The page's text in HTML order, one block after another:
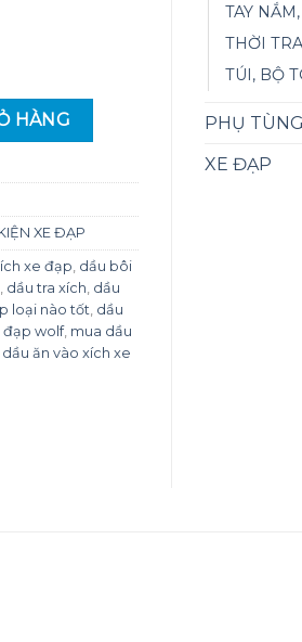
dung tích 50ml x 2 lọ số lượng
HÀNG
XE ĐẠP
xe đạp, dầu bôi
, dầu tra xích, dầu
loại nào tốt, dầu
đạp wolf, mua dầu
dầu ăn vào xích xe
TAY
THỜI
TÚI, BỘ
PHỤ
XE ĐẠP